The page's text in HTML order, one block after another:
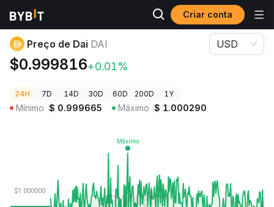
Criar conta
Preços de Criptomoedas Preço de Dai DAI
Preço de Dai DAI
$0.999816+0.01%
USD
24H 7D 14D 30D 60D 200D 1Y
Mínimo $ 0.999665 Máximo $ 1.000290